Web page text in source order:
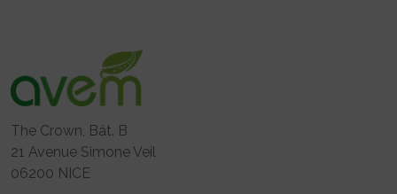
The Crown, Bât. B
21 Avenue Simone Veil
06200 NICE